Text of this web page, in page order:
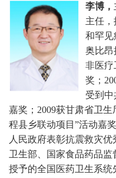
李博，
主任，
和罕见
奥比昂
非医疗
奖；
受到
嘉奖；2009获甘肃省卫
程县乡联动项目”活动嘉
人民政府表彰抗震救灾
卫生部、国家食品药品
授予的全国医药卫生系统